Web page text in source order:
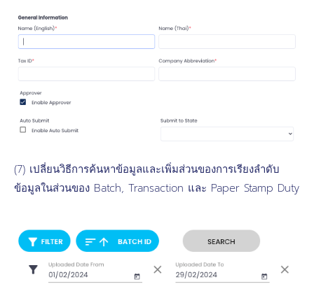
(7) เปลี่ยนวิธีการค้นหาข้อมูลและเพิ่มส่วนของการเรียงลำดับ
ข้อมูลในส่วนของ Batch, Transaction และ Paper Stamp Duty